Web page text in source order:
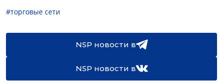
#торговые сети
NSP новости в
NSP новости в